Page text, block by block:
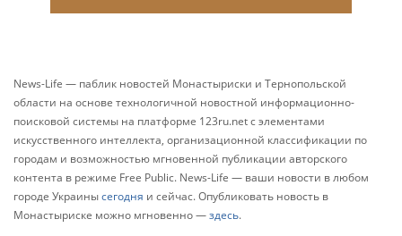
News-Life — паблик новостей Монастыриски и Тернопольской
области на основе технологичной новостной информационно-
поисковой системы на платформе 123ru.net с элементами
искусственного интеллекта, организационной классификации по
городам и возможностью мгновенной публикации авторского
контента в режиме Free Public. News-Life — ваши новости в любом
городе Украинысегодня и сейчас. Опубликовать новость в
Монастыриске можно мгновенно —здесь.